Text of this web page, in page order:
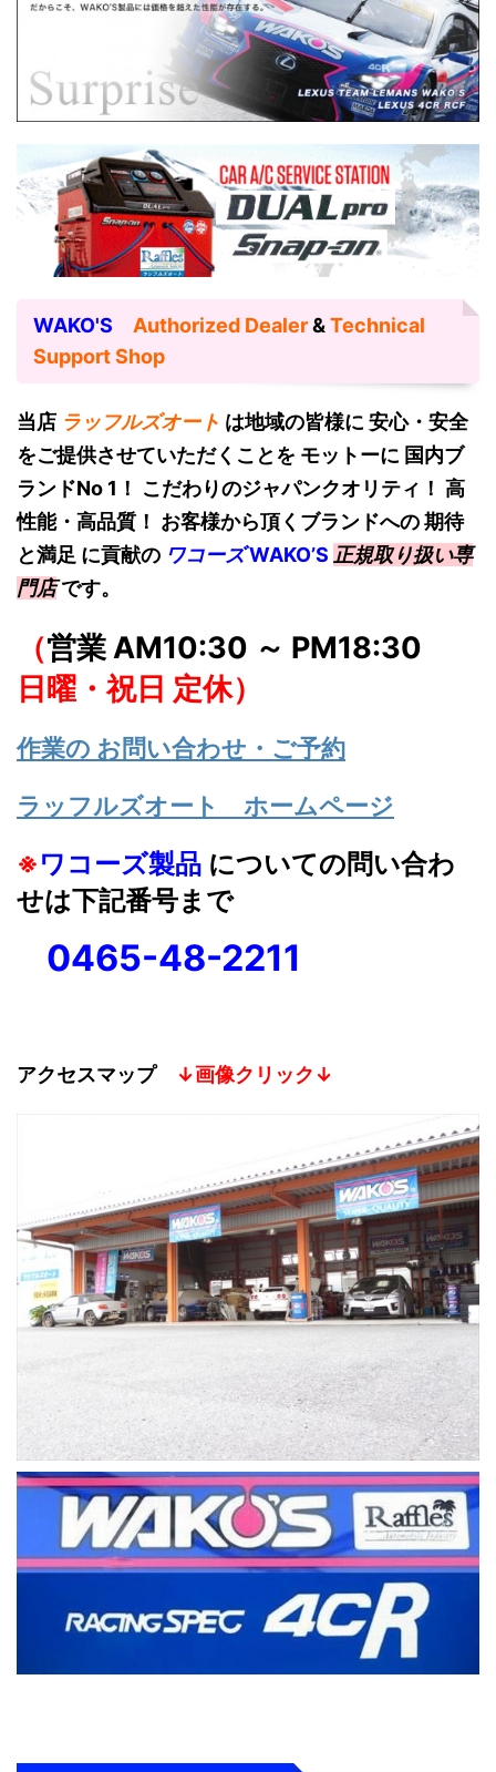
WAKO'S Authorized Dealer&Technical
Support Shop
当店 ラッフルズオート は地域の皆様に 安心・安全
をご提供させていただくことを モットーに 国内ブ
ランドNo 1！ こだわりのジャパンクオリティ！ 高
性能・高品質！ お客様から頂くブランドへの 期待
と満足 に貢献の ワコーズWAKO’S 正規取り扱い専
門店です。
（営業 AM10:30 ～ PM18:30
日曜・祝日 定休）
作業の お問い合わせ・ご予約
ラッフルズオート ホームページ
※ワコーズ製品 についての問い合わ
せは下記番号まで
0465-48-2211
アクセスマップ ↓画像クリック↓